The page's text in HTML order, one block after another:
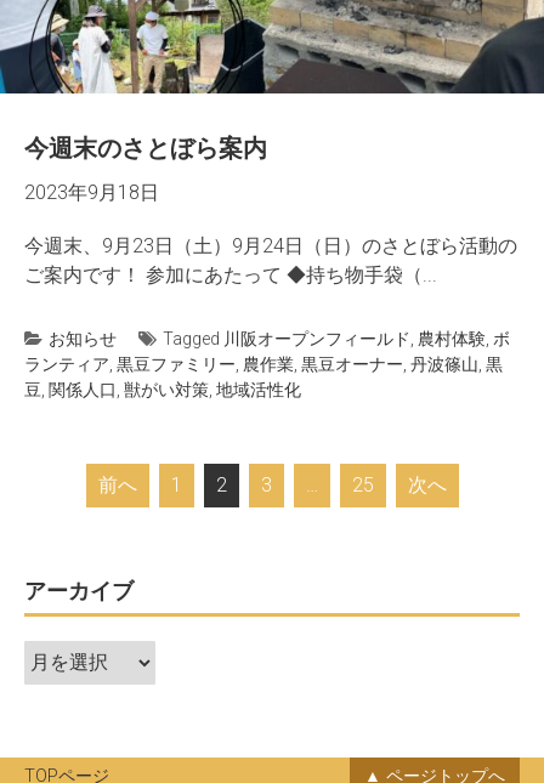
今週末のさとぼら案内
2023年9月18日
今週末、9月23日（土）9月24日（日）のさとぼら活動の
ご案内です！ 参加にあたって ◆持ち物手袋（...
お知らせ Tagged 川阪オープンフィールド 農村体験 ボ
ランティア 黒豆ファミリー 農作業 黒豆オーナー 丹波篠山 黒
豆 関係人口 獣がい対策 地域活性化
ビ
ゲ
ー
ン
前へ 1 2 3 … 25 次へ
アーカイブ
ア
ー
ブ
TOPページ ページトップへ